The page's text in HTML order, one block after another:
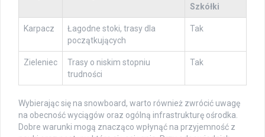
Szkółki
Karpacz
Łagodne stoki, trasy dla
początkujących
Tak
Zieleniec
Trasy o niskim stopniu
trudności
Tak
Wybierając się na snowboard, warto również zwrócić uwagę
na obecność wyciągów oraz ogólną infrastrukturę ośrodka.
Dobre warunki mogą znacząco wpłynąć na przyjemność z